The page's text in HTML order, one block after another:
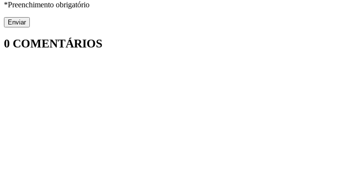
*Preenchimento obrigatório
0 COMENTÁRIOS